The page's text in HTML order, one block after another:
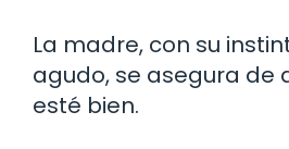
La madre, con su
agudo, se asegura de
esté bien.